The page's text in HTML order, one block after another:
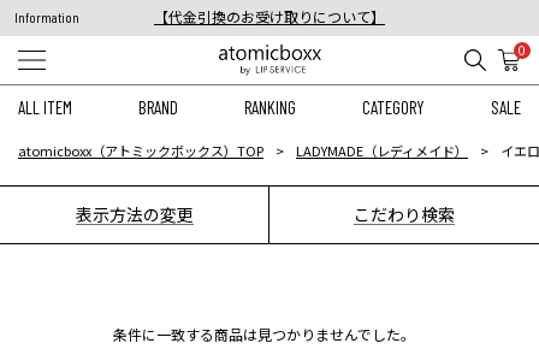
Information
【代金引換のお受け取りについて】
税込11,000円以上のご注文で送料無料！
0
ALL ITEM BRAND RANKING CATEGORY SALE
atomicboxx（アトミックボックス）TOP LADYMADE（レディメイド） イエ
表示方法の変更 こだわり検索
条件に一致する商品は見つかりませんでした。